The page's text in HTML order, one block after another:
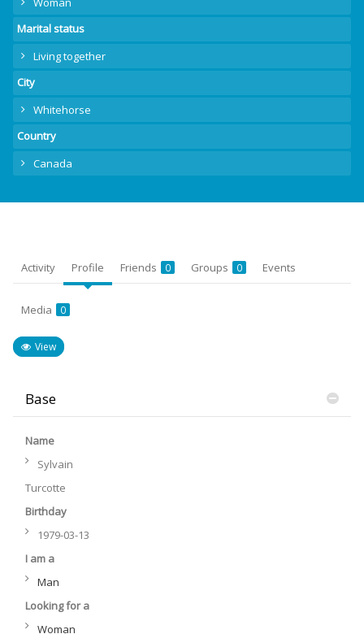
Marital status
Living together
City
Whitehorse
Country
Canada
Activity Profile Friends 0 Groups 0 Events
Media 0
View
Base
Name
Sylvain
Turcotte
Birthday
1979-03-13
I am a
Man
Looking for a
Woman